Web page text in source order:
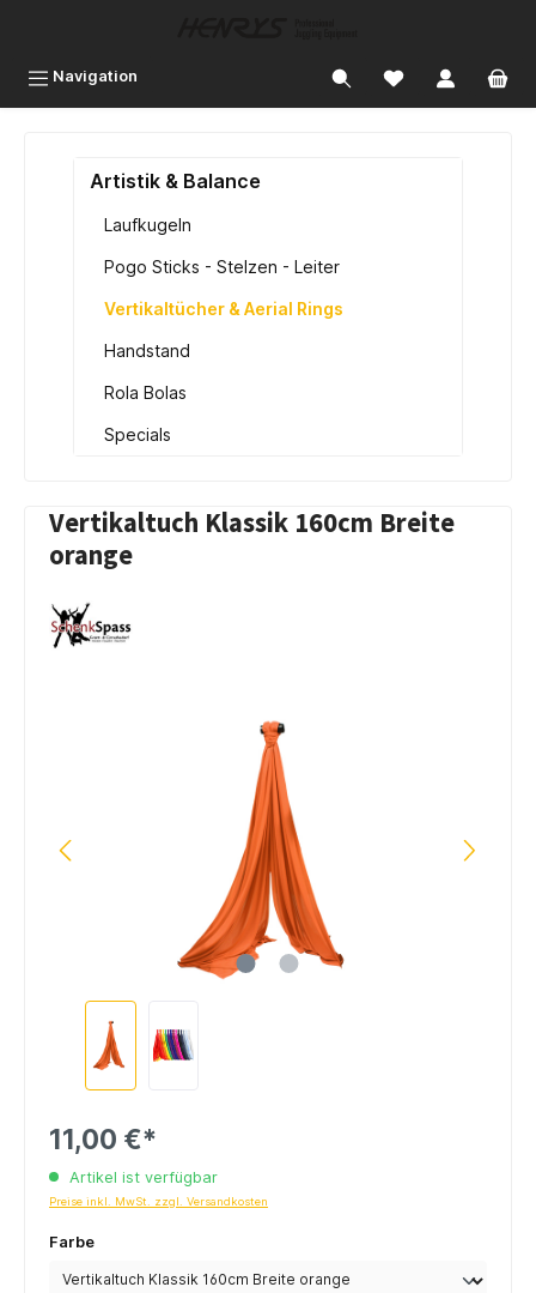
Navigation
Artistik & Balance
Laufkugeln
Pogo Sticks - Stelzen - Leiter
Vertikaltücher & Aerial Rings
Handstand
Rola Bolas
Specials
Vertikaltuch Klassik 160cm Breite
orange
11,00 €*
Artikel ist verfügbar
Preise inkl. MwSt. zzgl. Versandkosten
Farbe